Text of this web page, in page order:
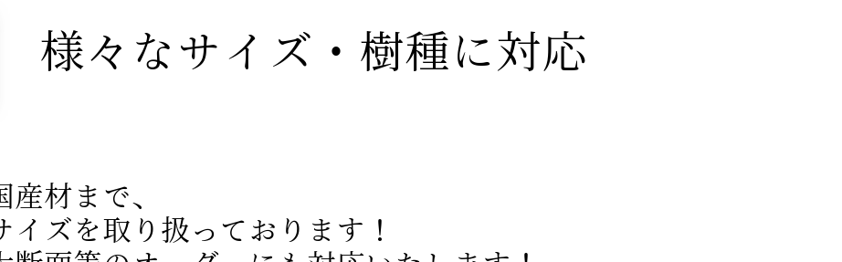
様々なサイズ・樹種に対応
材まで、
ズを取り扱っております！